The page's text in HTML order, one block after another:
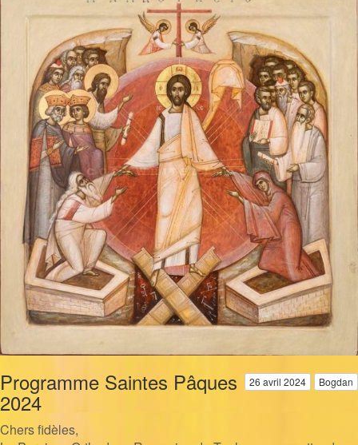
26 avril 2024 Bogdan
Programme Saintes Pâques
2024
Chers fidèles,